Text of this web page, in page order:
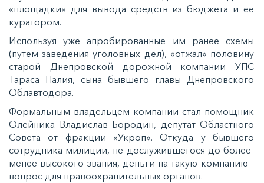
«площадки» для вывода средств из бюджета и ее
куратором.
Используя уже апробированные им ранее схемы
(путем заведения уголовных дел), «отжал» половину
старой Днепровской дорожной компании УПС
Тараса Палия, сына бывшего главы Днепровского
Облавтодора.
Формальным владельцем компании стал помощник
Олейника Владислав Бородин, депутат Областного
Совета от фракции «Укроп». Откуда у бывшего
сотрудника милиции, не дослужившегося до более-
менее высокого звания, деньги на такую компанию -
вопрос для правоохранительных органов.